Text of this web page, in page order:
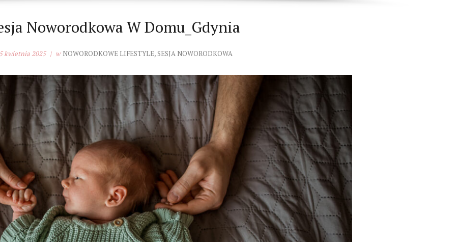
Noworodkowa W Domu_Gdynia
kwietnia 2025 w NOWORODKOWE LIFESTYLE, SESJA NOWORODKOWA